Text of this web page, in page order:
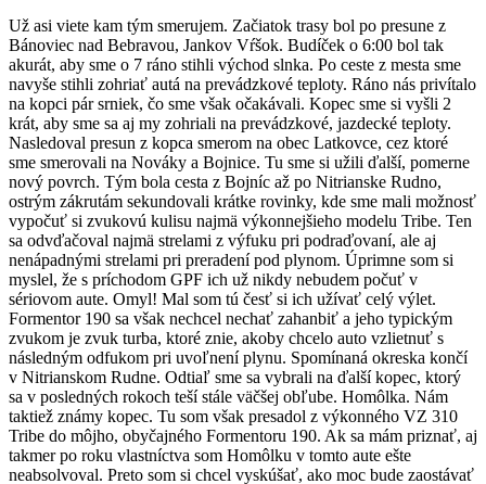
Už asi viete kam tým smerujem. Začiatok trasy bol po presune z
Bánoviec nad Bebravou, Jankov Vŕšok. Budíček o 6:00 bol tak
akurát, aby sme o 7 ráno stihli východ slnka. Po ceste z mesta sme
navyše stihli zohriať autá na prevádzkové teploty. Ráno nás privítalo
na kopci pár srniek, čo sme však očakávali. Kopec sme si vyšli 2
krát, aby sme sa aj my zohriali na prevádzkové, jazdecké teploty.
Nasledoval presun z kopca smerom na obec Latkovce, cez ktoré
sme smerovali na Nováky a Bojnice. Tu sme si užili ďalší, pomerne
nový povrch. Tým bola cesta z Bojníc až po Nitrianske Rudno,
ostrým zákrutám sekundovali krátke rovinky, kde sme mali možnosť
vypočuť si zvukovú kulisu najmä výkonnejšieho modelu Tribe. Ten
sa odvďačoval najmä strelami z výfuku pri podraďovaní, ale aj
nenápadnými strelami pri preradení pod plynom. Úprimne som si
myslel, že s príchodom GPF ich už nikdy nebudem počuť v
sériovom aute. Omyl! Mal som tú česť si ich užívať celý výlet.
Formentor 190 sa však nechcel nechať zahanbiť a jeho typickým
zvukom je zvuk turba, ktoré znie, akoby chcelo auto vzlietnuť s
následným odfukom pri uvoľnení plynu. Spomínaná okreska končí
v Nitrianskom Rudne. Odtiaľ sme sa vybrali na ďalší kopec, ktorý
sa v posledných rokoch teší stále väčšej obľube. Homôlka. Nám
taktiež známy kopec. Tu som však presadol z výkonného VZ 310
Tribe do môjho, obyčajného Formentoru 190. Ak sa mám priznať, aj
takmer po roku vlastníctva som Homôlku v tomto aute ešte
neabsolvoval. Preto som si chcel vyskúšať, ako moc bude zaostávať